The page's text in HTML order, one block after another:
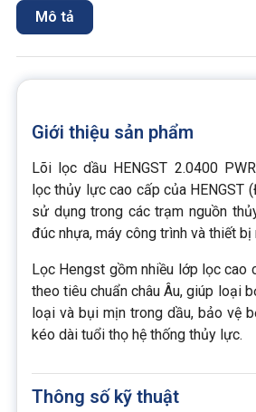
Mô tả
Giới thiệu sản phẩm
Lõi lọc dầu HENGST 2.0400
lọc thủy lực cao cấp của HENGST
sử dụng trong các trạm nguồn
đúc nhựa, máy công trình và thiết bị
Lọc Hengst gồm nhiều lớp lọc cao
theo tiêu chuẩn châu Âu, giúp loại
loại và bụi mịn trong dầu, bảo vệ
kéo dài tuổi thọ hệ thống thủy lực.
Thông số kỹ thuật